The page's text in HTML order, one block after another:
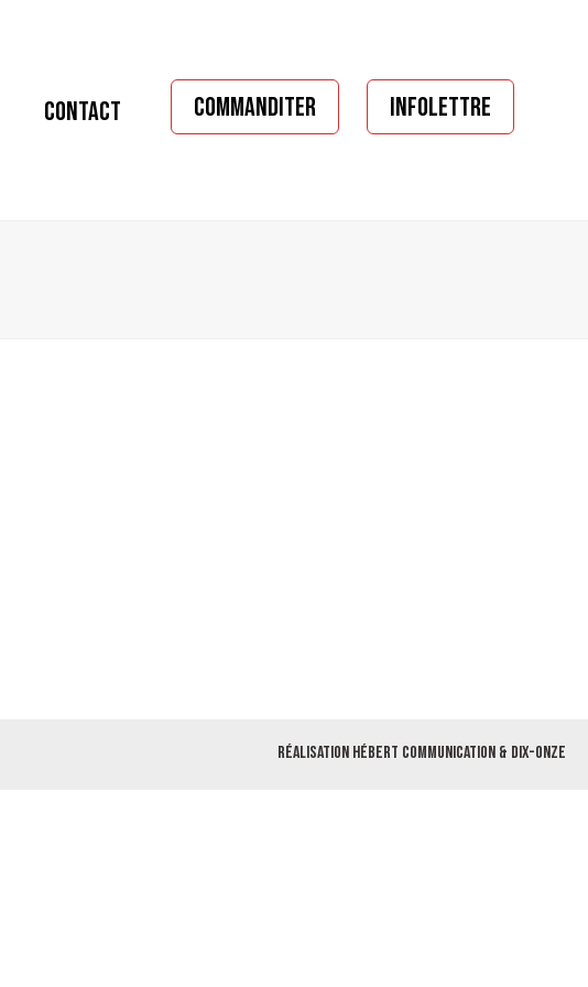
CONTACT COMMANDITER INFOLETTRE
Réalisation Hébert Communication & Dix-Onze